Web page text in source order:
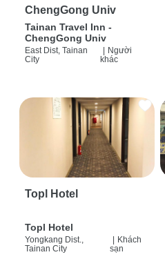
ChengGong Univ
Tainan Travel Inn -
ChengGong Univ
East Dist, Tainan
City
| Người
khác
Topl Hotel
Topl Hotel
Yongkang Dist.,
Tainan City
| Khách
sạn